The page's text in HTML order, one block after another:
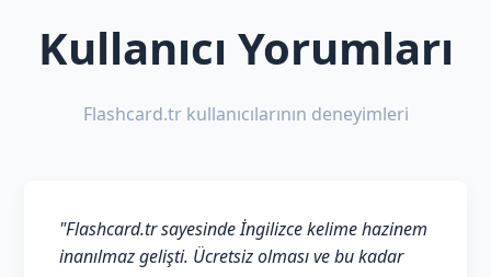
Kullanıcı Yorumları
Flashcard.tr kullanıcılarının deneyimleri
"Flashcard.tr sayesinde İngilizce kelime hazinem
inanılmaz gelişti. Ücretsiz olması ve bu kadar